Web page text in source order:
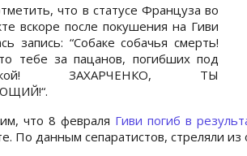
что в статусе Француза во
вскоре после покушения на Гиви
запись: “Собаке собачья смерть!
тебе за пацанов, погибших под
ЗАХАРЧЕНКО, ТЫ
что 8 февраля Гиви погиб в
По данным сепаратистов, стреляли